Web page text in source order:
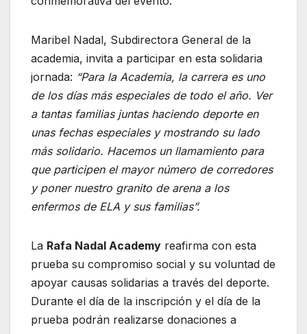
Maribel Nadal, Subdirectora General de la
academia, invita a participar en esta solidaria
jornada: “Para la Academia, la carrera es uno
de los días más especiales de todo el año. Ver
a tantas familias juntas haciendo deporte en
unas fechas especiales y mostrando su lado
más solidario. Hacemos un llamamiento para
que participen el mayor número de corredores
y poner nuestro granito de arena a los
enfermos de ELA y sus familias”.
La Rafa Nadal Academy reafirma con esta
prueba su compromiso social y su voluntad de
apoyar causas solidarias a través del deporte.
Durante el día de la inscripción y el día de la
prueba podrán realizarse donaciones a